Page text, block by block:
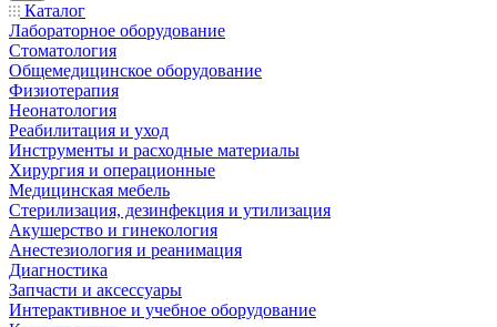
Каталог
Лабораторное оборудование
Стоматология
Общемедицинское оборудование
Физиотерапия
Неонатология
Реабилитация и уход
Инструменты и расходные материалы
Хирургия и операционные
Медицинская мебель
Стерилизация, дезинфекция и утилизация
Акушерство и гинекология
Анестезиология и реанимация
Диагностика
Запчасти и аксессуары
Интерактивное и учебное оборудование